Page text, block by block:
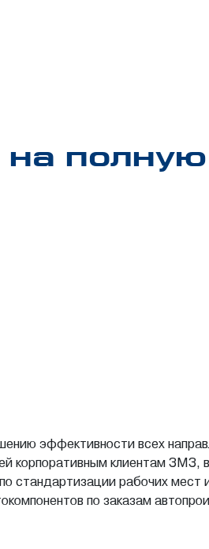
на полную
эффективности всех
корпоративным клиентам ЗМЗ,
стандартизации рабочих мест
по заказам